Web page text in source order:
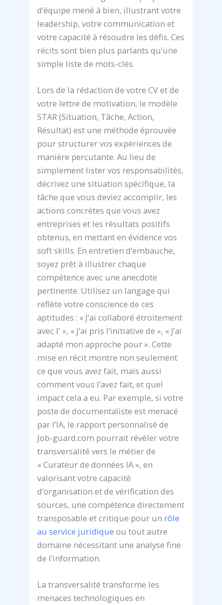
d’équipe mené à bien, illustrant votre
leadership, votre communication et
votre capacité à résoudre les défis. Ces
récits sont bien plus parlants qu’une
simple liste de mots-clés.
Lors de la rédaction de votre CV et de
votre lettre de motivation, le modèle
STAR (Situation, Tâche, Action,
Résultat) est une méthode éprouvée
pour structurer vos expériences de
manière percutante. Au lieu de
simplement lister vos responsabilités,
décrivez une situation spécifique, la
tâche que vous deviez accomplir, les
actions concrètes que vous avez
entreprises et les résultats positifs
obtenus, en mettant en évidence vos
soft skills. En entretien d’embauche,
soyez prêt à illustrer chaque
compétence avec une anecdote
pertinente. Utilisez un langage qui
reflète votre conscience de ces
aptitudes : « J’ai collaboré étroitement
avec l' », « J’ai pris l’initiative de », « J’ai
adapté mon approche pour ». Cette
mise en récit montre non seulement
ce que vous avez fait, mais aussi
comment vous l’avez fait, et quel
impact cela a eu. Par exemple, si votre
poste de documentaliste est menacé
par l’IA, le rapport personnalisé de
Job-guard.com pourrait révéler votre
transversalité vers le métier de
« Curateur de données IA », en
valorisant votre capacité
d’organisation et de vérification des
sources, une compétence directement
transposable et critique pour un rôle
au service juridique ou tout autre
domaine nécessitant une analyse fine
de l’information.
La transversalité transforme les
menaces technologiques en